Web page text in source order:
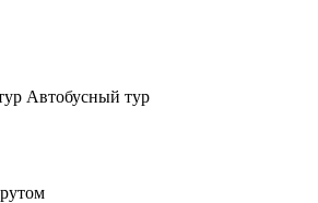
Автобусный тур